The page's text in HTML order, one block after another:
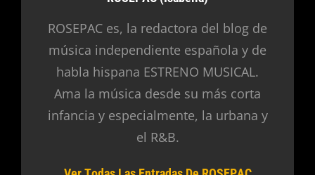
ROSEPAC es, la redactora del blog de
música independiente española y de
habla hispana ESTRENO MUSICAL.
Ama la música desde su más corta
infancia y especialmente, la urbana y
el R&B.